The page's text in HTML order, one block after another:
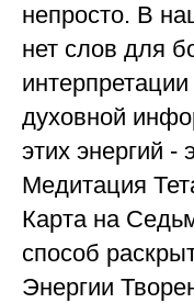
непросто. В
нет слов для
духовной
этих энергий -
Медитация
Карта на
способ
Энергии